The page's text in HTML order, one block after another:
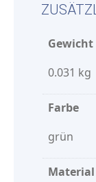
Gewicht
0.031 kg
Farbe
grün
Material